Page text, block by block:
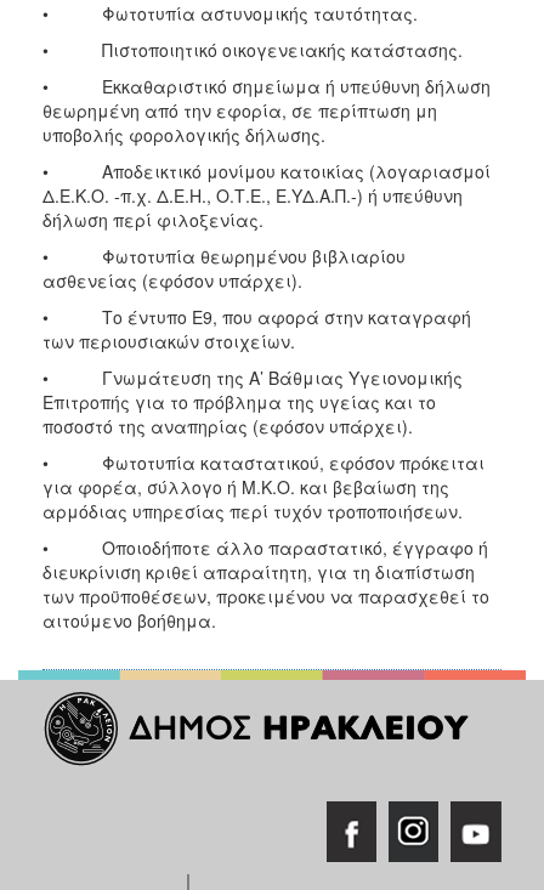
• Φωτοτυπία αστυνομικής ταυτότητας.
• Πιστοποιητικό οικογενειακής κατάστασης.
• Εκκαθαριστικό σημείωμα ή υπεύθυνη δήλωση
θεωρημένη από την εφορία, σε περίπτωση μη
υποβολής φορολογικής δήλωσης.
• Αποδεικτικό μονίμου κατοικίας (λογαριασμοί
Δ.Ε.Κ.Ο. -π.χ. Δ.Ε.Η., Ο.Τ.Ε., Ε.ΥΔ.Α.Π.-) ή υπεύθυνη
δήλωση περί φιλοξενίας.
• Φωτοτυπία θεωρημένου βιβλιαρίου
ασθενείας (εφόσον υπάρχει).
• Το έντυπο Ε9, που αφορά στην καταγραφή
των περιουσιακών στοιχείων.
• Γνωμάτευση της Α’ Βάθμιας Υγειονομικής
Επιτροπής για το πρόβλημα της υγείας και το
ποσοστό της αναπηρίας (εφόσον υπάρχει).
• Φωτοτυπία καταστατικού, εφόσον πρόκειται
για φορέα, σύλλογο ή Μ.Κ.Ο. και βεβαίωση της
αρμόδιας υπηρεσίας περί τυχόν τροποποιήσεων.
• Οποιοδήποτε άλλο παραστατικό, έγγραφο ή
διευκρίνιση κριθεί απαραίτητη, για τη διαπίστωση
των προϋποθέσεων, προκειμένου να παρασχεθεί το
αιτούμενο βοήθημα.